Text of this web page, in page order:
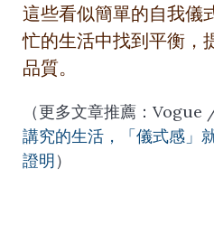
這些看似簡單的自我儀
忙的生活中找到平衡，
品質。
（更多文章推薦： Vogue
講究的生活，「儀式感」
證明）